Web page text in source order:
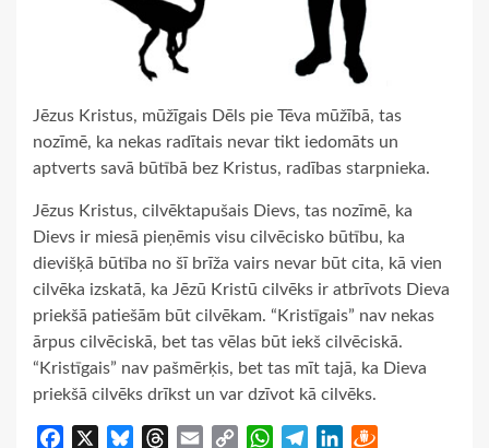
Jēzus Kristus, mūžīgais Dēls pie Tēva mūžībā, tas
nozīmē, ka nekas radītais nevar tikt iedomāts un
aptverts savā būtībā bez Kristus, radības starpnieka.
Jēzus Kristus, cilvēktapušais Dievs, tas nozīmē, ka
Dievs ir miesā pieņēmis visu cilvēcisko būtību, ka
dievišķā būtība no šī brīža vairs nevar būt cita, kā vien
cilvēka izskatā, ka Jēzū Kristū cilvēks ir atbrīvots Dieva
priekšā patiešām būt cilvēkam. “Kristīgais” nav nekas
ārpus cilvēciskā, bet tas vēlas būt iekš cilvēciskā.
“Kristīgais” nav pašmērķis, bet tas mīt tajā, ka Dieva
priekšā cilvēks drīkst un var dzīvot kā cilvēks.
Facebook BlueskyThreads
Email
Copy
WhatsApp
TelegramLinkedIn